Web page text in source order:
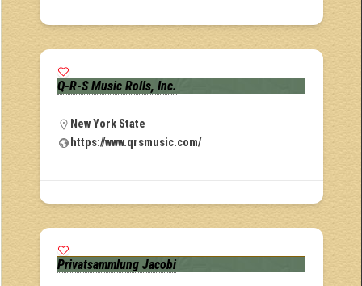
Q-R-S Music Rolls, Inc.
New York State
https://www.qrsmusic.com/
Privatsammlung Jacobi